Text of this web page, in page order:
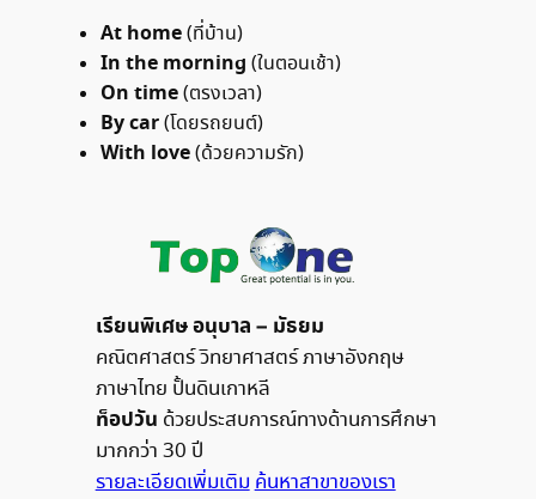
At home(ที่บ้าน)
In the morning (ในตอนเช้า)
On time(ตรงเวลา)
By car(โดยรถยนต์)
With love(ด้วยความรัก)
เรียนพิเศษ อนุบาล – มัธยม
คณิตศาสตร์ วิทยาศาสตร์ ภาษาอังกฤษ
ภาษาไทย ปั้นดินเกาหลี
ท็อปวัน ด้วยประสบการณ์ทางด้านการศึกษา
มากกว่า 30 ปี
รายละเอียดเพิ่มเติมค้นหาสาขาของเรา